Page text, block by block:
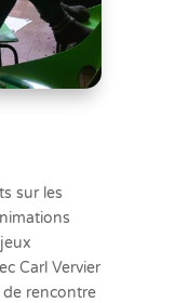
sur les
Carl Vervier
rencontre